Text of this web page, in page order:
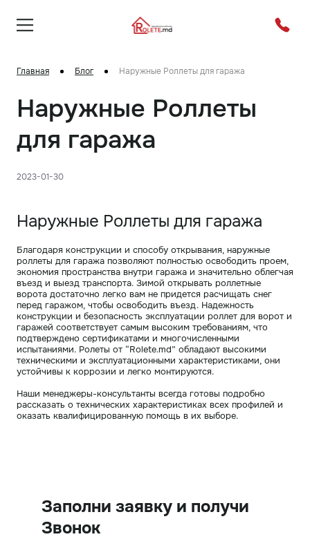
Главная Блог Наружные Роллеты для гаража
Наружные Роллеты
для гаража
2023-01-30
Наружные Роллеты для гаража
Благодаря конструкции и способу открывания, наружные
роллеты для гаража позволяют полностью освободить проем,
экономия пространства внутри гаража и значительно облегчая
въезд и выезд транспорта. Зимой открывать роллетные
ворота достаточно легко вам не придется расчищать снег
перед гаражом, чтобы освободить въезд. Надежность
конструкции и безопасность эксплуатации роллет для ворот и
гаражей соответствует самым высоким требованиям, что
подтверждено сертификатами и многочисленными
испытаниями. Ролеты от “Rolete.md” обладают высокими
техническими и эксплуатационными характеристиками, они
устойчивы к коррозии и легко монтируются.
Наши менеджеры-консультанты всегда готовы подробно
рассказать о технических характеристиках всех профилей и
оказать квалифицированную помощь в их выборе.
Заполни заявку и получи
Звонок